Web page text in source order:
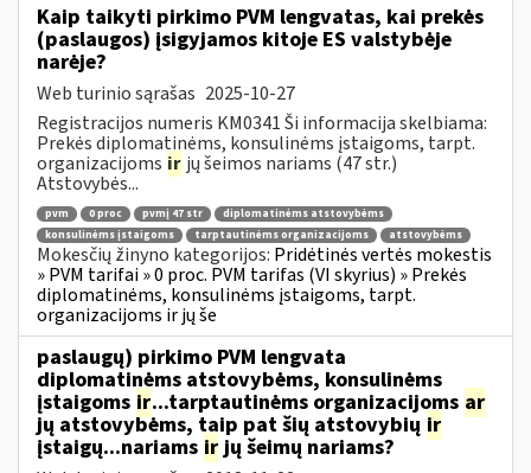
Kaip taikyti pirkimo PVM lengvatas, kai prekės
(paslaugos) įsigyjamos kitoje ES valstybėje
narėje?
Web turinio sąrašas 2025-10-27
Registracijos numeris KM0341 Ši informacija skelbiama:
Prekės diplomatinėms, konsulinėms įstaigoms, tarpt.
organizacijoms ir jų šeimos nariams (47 str.)
Atstovybės...
pvm 0 proc pvmį 47 str
diplomatinėms atstovybėms
konsulinėms įstaigoms
tarptautinėms organizacijoms atstovybėms
Mokesčių žinyno kategorijos: Pridėtinės vertės mokestis
» PVM tarifai » 0 proc. PVM tarifas (VI skyrius) » Prekės
diplomatinėms, konsulinėms įstaigoms, tarpt.
organizacijoms ir jų še
paslaugų) pirkimo PVM lengvata
diplomatinėms atstovybėms, konsulinėms
įstaigoms ir...tarptautinėms organizacijoms ar
jų atstovybėms, taip pat šių atstovybių ir
įstaigų...nariams irjų šeimų nariams?